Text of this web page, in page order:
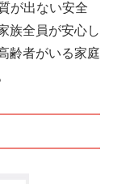
が出ない安全
族全員が安心し
齢者がいる家庭